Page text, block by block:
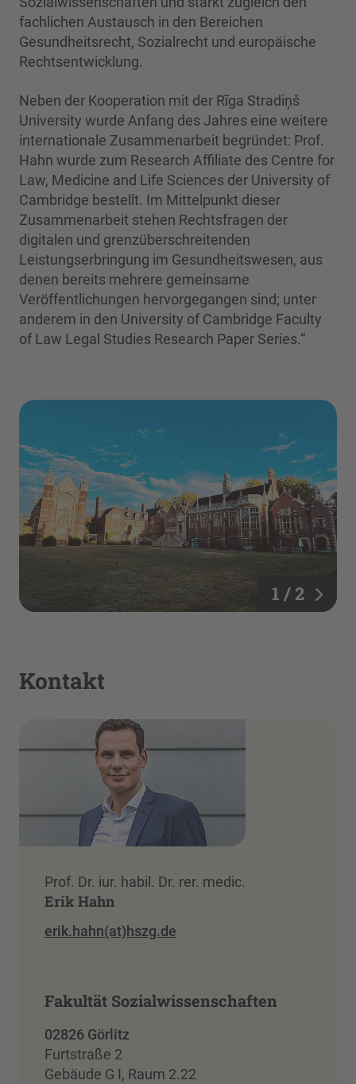
fachlichen Austausch in den Bereichen
Gesundheitsrecht, Sozialrecht und europäische
Rechtsentwicklung.
Neben der Kooperation mit der Rīga Stradiņš
University wurde Anfang des Jahres eine weitere
internationale Zusammenarbeit begründet: Prof.
Hahn wurde zum Research Affiliate des Centre for
Law, Medicine and Life Sciences der University of
Cambridge bestellt. Im Mittelpunkt dieser
Zusammenarbeit stehen Rechtsfragen der
digitalen und grenzüberschreitenden
Leistungserbringung im Gesundheitswesen, aus
denen bereits mehrere gemeinsame
Veröffentlichungen hervorgegangen sind; unter
anderem in den University of Cambridge Faculty
of Law Legal Studies Research Paper Series.“
1 / 2
Kontakt
Prof. Dr. iur. habil. Dr. rer. medic.
Erik Hahn
erik.hahn(at)hszg.de
Fakultät Sozialwissenschaften
02826 Görlitz
Furtstraße 2
Gebäude G I, Raum 2.22